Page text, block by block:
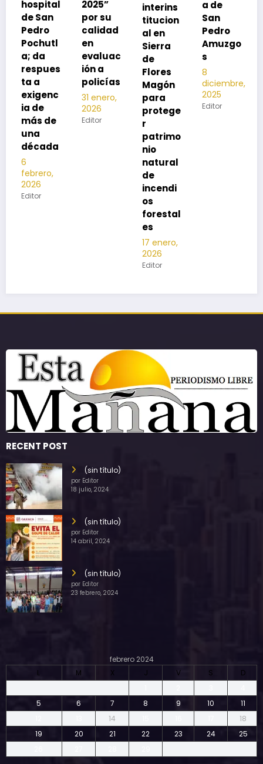
2025”
por su
calidad
en
evaluac
ión a
policías
31 enero,
2026
Editor
interins
titucion
al en
Sierra
de
Flores
Magón
para
protege
r
a de
San
Pedro
Amuzgo
s
8
diciembre,
2025
Editor
preveni
r la
neumon
ía
13
noviembre,
2025
Editor
RECENT POST
(sin título)
por Editor
18 julio, 2024
(sin título)
por Editor
14 abril, 2024
(sin título)
por Editor
23 febrero, 2024
febrero 2024
L
M X J V S
D
5
6 7 8 9 10
11
14
18
19
20 21 22 23 24
25